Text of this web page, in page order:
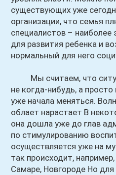
существующих уже
организации, что семья
специалистов –
для развития ребенка и
нормальный для него
Мы считаем, что
не когда-нибудь, а
уже начала меняться.
облает нарастает В
она дошла уже до глав
по стимулированию
осуществляется уже на
так происходит,
Самаре, Новгороде Но